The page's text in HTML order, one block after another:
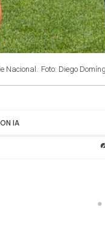
Nacional. Foto: Diego
IA